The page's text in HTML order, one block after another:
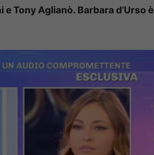
Tony Aglianò. Barbara d’Urso è